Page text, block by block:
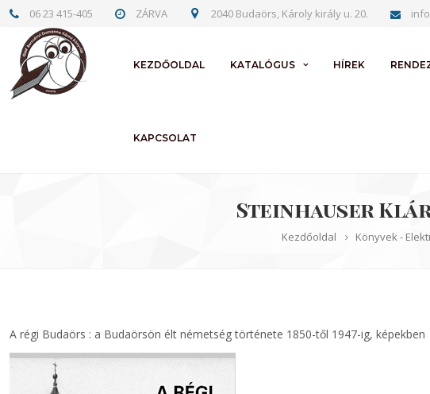
2040 Budaörs, Károly király u. 20.
ZÁRVA
06 23 415-405
KEZDŐOLDAL KATALÓGUS HÍREK
KAPCSOLAT
Steinhauser
Kezdőoldal Könyvek -
A régi Budaörs : a Budaörsön élt németség története 1850-től 1947-ig, képekben